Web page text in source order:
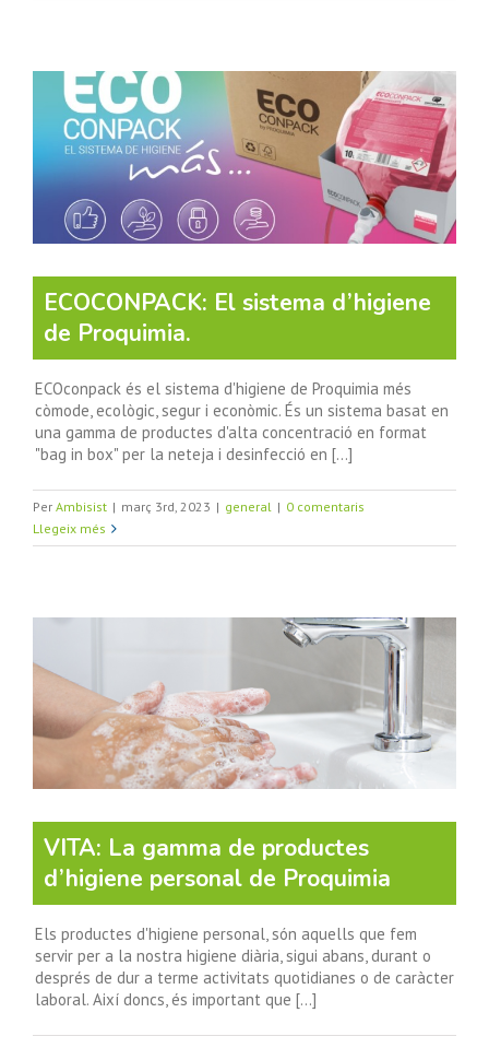
ECOCONPACK: El sistema d’higiene
de Proquimia.
ECOconpack és el sistema d'higiene de Proquimia més
còmode, ecològic, segur i econòmic. És un sistema basat en
una gamma de productes d'alta concentració en format
"bag in box" per la neteja i desinfecció en [...]
Per Ambisist | març 3rd, 2023 | general | 0 comentaris
Llegeix més
VITA: La gamma de productes
d’higiene personal de Proquimia
Els productes d'higiene personal, són aquells que fem
servir per a la nostra higiene diària, sigui abans, durant o
després de dur a terme activitats quotidianes o de caràcter
laboral. Així doncs, és important que [...]